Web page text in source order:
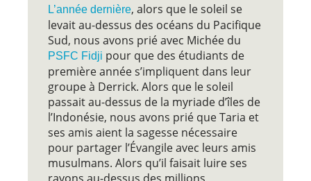
L’année dernière, alors que le soleil se
levait au-dessus des océans du Pacifique
Sud, nous avons prié avec Michée du
PSFC Fidji pour que des étudiants de
première année s’impliquent dans leur
groupe à Derrick. Alors que le soleil
passait au-dessus de la myriade d’îles de
l’Indonésie, nous avons prié que Taria et
ses amis aient la sagesse nécessaire
pour partager l’Évangile avec leurs amis
musulmans. Alors qu’il faisait luire ses